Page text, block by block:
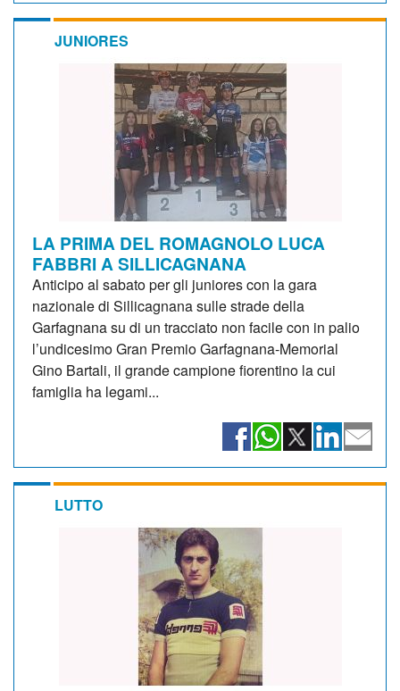
JUNIORES
LA PRIMA DEL ROMAGNOLO LUCA
FABBRI A SILLICAGNANA
Anticipo al sabato per gli juniores con la gara
nazionale di Sillicagnana sulle strade della
Garfagnana su di un tracciato non facile con in palio
l’undicesimo Gran Premio Garfagnana-Memorial
Gino Bartali, il grande campione fiorentino la cui
famiglia ha legami...
LUTTO